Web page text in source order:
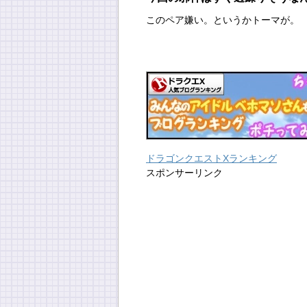
このペア嫌い。というかトーマが。
ドラゴンクエストXランキング
スポンサーリンク